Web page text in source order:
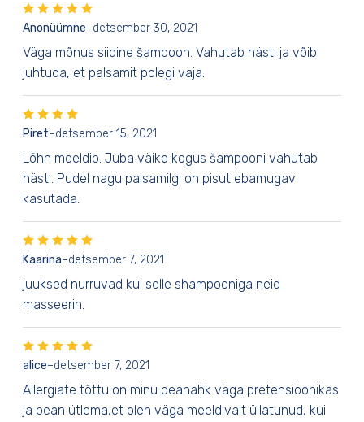
Anonüümne–detsember 30, 2021
Väga mõnus siidine šampoon. Vahutab hästi ja võib
juhtuda, et palsamit polegi vaja.
Piret–detsember 15, 2021
Lõhn meeldib. Juba väike kogus šampooni vahutab
hästi. Pudel nagu palsamilgi on pisut ebamugav
kasutada.
Kaarina–detsember 7, 2021
juuksed nurruvad kui selle shampooniga neid
masseerin.
alice–detsember 7, 2021
Allergiate tõttu on minu peanahk väga pretensioonikas
ja pean ütlema,et olen väga meeldivalt üllatunud, kui